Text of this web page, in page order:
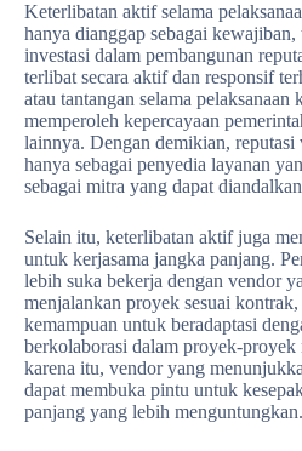
Keterlibatan aktif selama
hanya dianggap sebagai kewajiban,
investasi dalam pembangunan
terlibat secara aktif dan responsif
atau tantangan selama pelaksanaan
memperoleh kepercayaan
lainnya. Dengan demikian, reputasi
hanya sebagai penyedia layanan
sebagai mitra yang dapat
Selain itu, keterlibatan aktif juga
untuk kerjasama jangka panjang.
lebih suka bekerja dengan vendor
menjalankan proyek sesuai
kemampuan untuk beradaptasi
berkolaborasi dalam proyek-proyek
karena itu, vendor yang
dapat membuka pintu untuk
panjang yang lebih menguntungkan.